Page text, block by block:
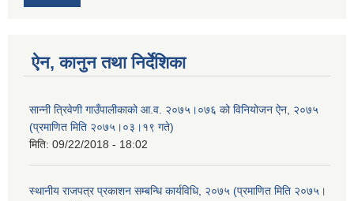
ऐन, कानुन तथा निर्देशिका
सान्नी त्रिवेणी गाउँपालीकाको आ‍.व. २०७५।०७६ को विनियोजन ऐन, २०७५
(प्रमाणित मिति २०७५।०३।१९ गते)
मिति: 09/22/2018 - 18:02
स्थानीय राजपत्र प्रकाशन सम्बन्धि कार्यविधि, २०७५ (प्रमाणित मिति २०७५।